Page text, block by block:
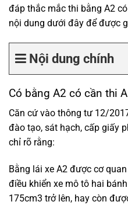
đáp thắc mắc thi bằng A2
nội dung dưới đây để được
Nội dung chính
Có bằng A2 có cần thi
Căn cứ vào thông tư 12/
đào tạo, sát hạch, cấp giấy
chỉ rõ rằng:
Bằng lái xe A2 được cơ
điều khiển xe mô tô hai
175cm3 trở lên, hay còn